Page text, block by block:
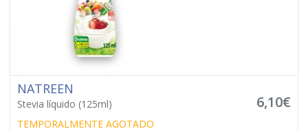
NATREEN
Stevia líquido (125ml) 6,10€
TEMPORALMENTE AGOTADO